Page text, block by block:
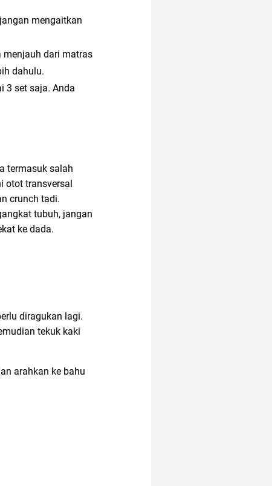
mengaitkan
menjauh dari matras
dahulu.
3 set saja. Anda
termasuk salah
otot transversal
crunch tadi.
tubuh, jangan
ke dada.
diragukan lagi.
tekuk kaki
arahkan ke bahu